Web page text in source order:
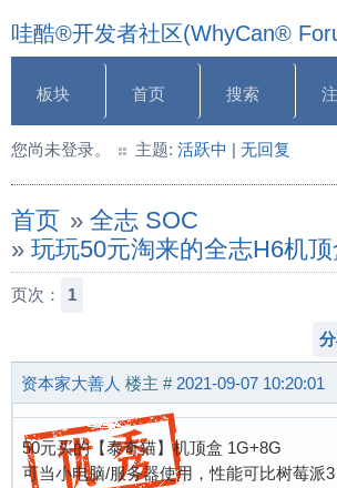
哇酷®开发者社区(WhyCan®
板块 首页 搜索
您尚未登录。 主题: 活跃中 | 无回复
首页 » 全志 SOC
» 玩玩50元淘来的全志H6机顶
页次： 1
资本家大善人 楼主 # 2021-09-07 10:20:01
50元买的【泰奇猫】机顶盒 1G+8G
可当小电脑/服务器使用，性能可比树莓派3